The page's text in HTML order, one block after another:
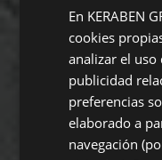
En KERABEN
cookies
analizar el
publicidad
preferencias
elaborado a
navegación